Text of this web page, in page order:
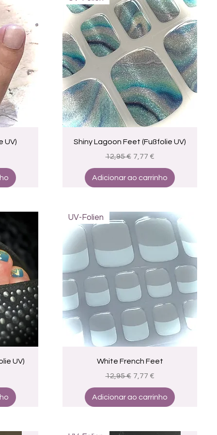
UV)
Visualização rápida
Shiny Lagoon Feet (Fußfolie UV)
Preço normal
12,95 € Preço promocional
7,77 €
Adicionar ao carrinho
UV)
Visualização rápida
UV-Folien
White French Feet
Preço normal
12,95 € Preço promocional
7,77 €
Adicionar ao carrinho